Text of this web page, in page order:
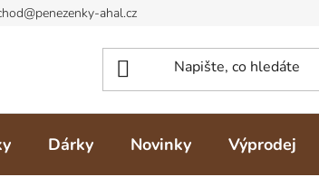
Dárky Novinky Výprodej